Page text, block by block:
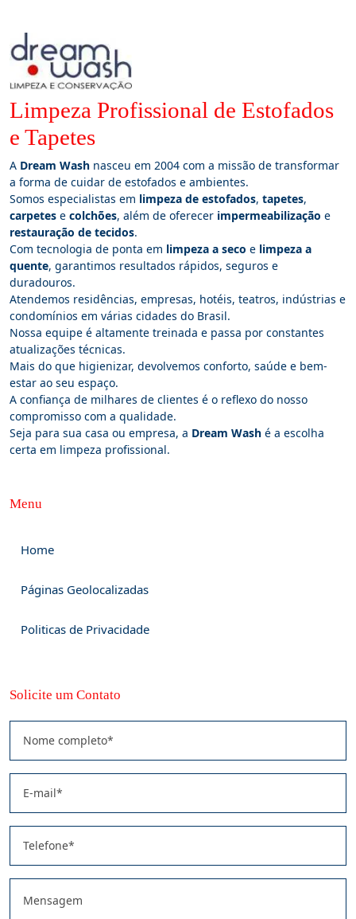
Limpeza Profissional de Estofados
e Tapetes
A Dream Wash nasceu em 2004 com a missão de transformar
a forma de cuidar de estofados e ambientes.
Somos especialistas em limpeza de estofados, tapetes,
carpetes e colchões, além de oferecer impermeabilização e
restauração de tecidos.
Com tecnologia de ponta em limpeza a seco e limpeza a
quente, garantimos resultados rápidos, seguros e
duradouros.
Atendemos residências, empresas, hotéis, teatros, indústrias e
condomínios em várias cidades do Brasil.
Nossa equipe é altamente treinada e passa por constantes
atualizações técnicas.
Mais do que higienizar, devolvemos conforto, saúde e bem-
estar ao seu espaço.
A confiança de milhares de clientes é o reflexo do nosso
compromisso com a qualidade.
Seja para sua casa ou empresa, a Dream Wash é a escolha
certa em limpeza profissional.
Menu
Home
Páginas Geolocalizadas
Politicas de Privacidade
Solicite um Contato